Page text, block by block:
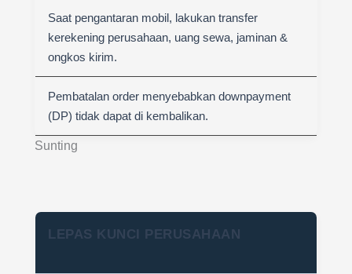
Sunting
Saat pengantaran mobil, lakukan transfer
kerekening perusahaan, uang sewa, jaminan &
ongkos kirim.
Pembatalan order menyebabkan downpayment
(DP) tidak dapat di kembalikan.
LEPAS KUNCI PERUSAHAAN